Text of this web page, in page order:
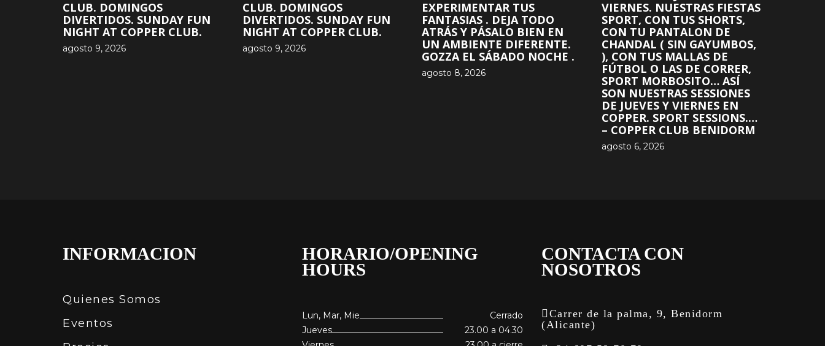
CLUB. DOMINGOS
DIVERTIDOS. SUNDAY FUN
NIGHT AT COPPER CLUB.
agosto 9, 2026
CLUB. DOMINGOS
DIVERTIDOS. SUNDAY FUN
NIGHT AT COPPER CLUB.
agosto 9, 2026
EXPERIMENTAR TUS
FANTASIAS . DEJA TODO
ATRÁS Y PÁSALO BIEN EN
UN AMBIENTE DIFERENTE.
GOZZA EL SÁBADO NOCHE .
agosto 8, 2026
VIERNES. NUESTRAS FIESTAS
SPORT, CON TUS SHORTS,
CON TU PANTALON DE
CHANDAL ( SIN GAYUMBOS,
), CON TUS MALLAS DE
FÚTBOL O LAS DE CORRER,
SPORT MORBOSITO… ASÍ
SON NUESTRAS SESSIONES
DE JUEVES Y VIERNES EN
COPPER. SPORT SESSIONS.…
– COPPER CLUB BENIDORM
agosto 6, 2026
INFORMACION
Quienes Somos
Eventos
HORARIO/OPENING
HOURS
Lun, Mar, Mie
Cerrado
Jueves
23.00 a 04.30
CONTACTA CON
NOSOTROS
Carrer de la palma, 9, Benidorm
(Alicante)